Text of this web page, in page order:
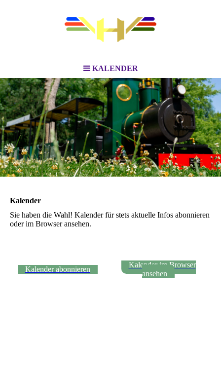
KALENDER
Kalender
Sie haben die Wahl! Kalender für stets aktuelle Infos abonnieren
oder im Browser ansehen.
Kalender abonnieren
Kalender im Browser
ansehen